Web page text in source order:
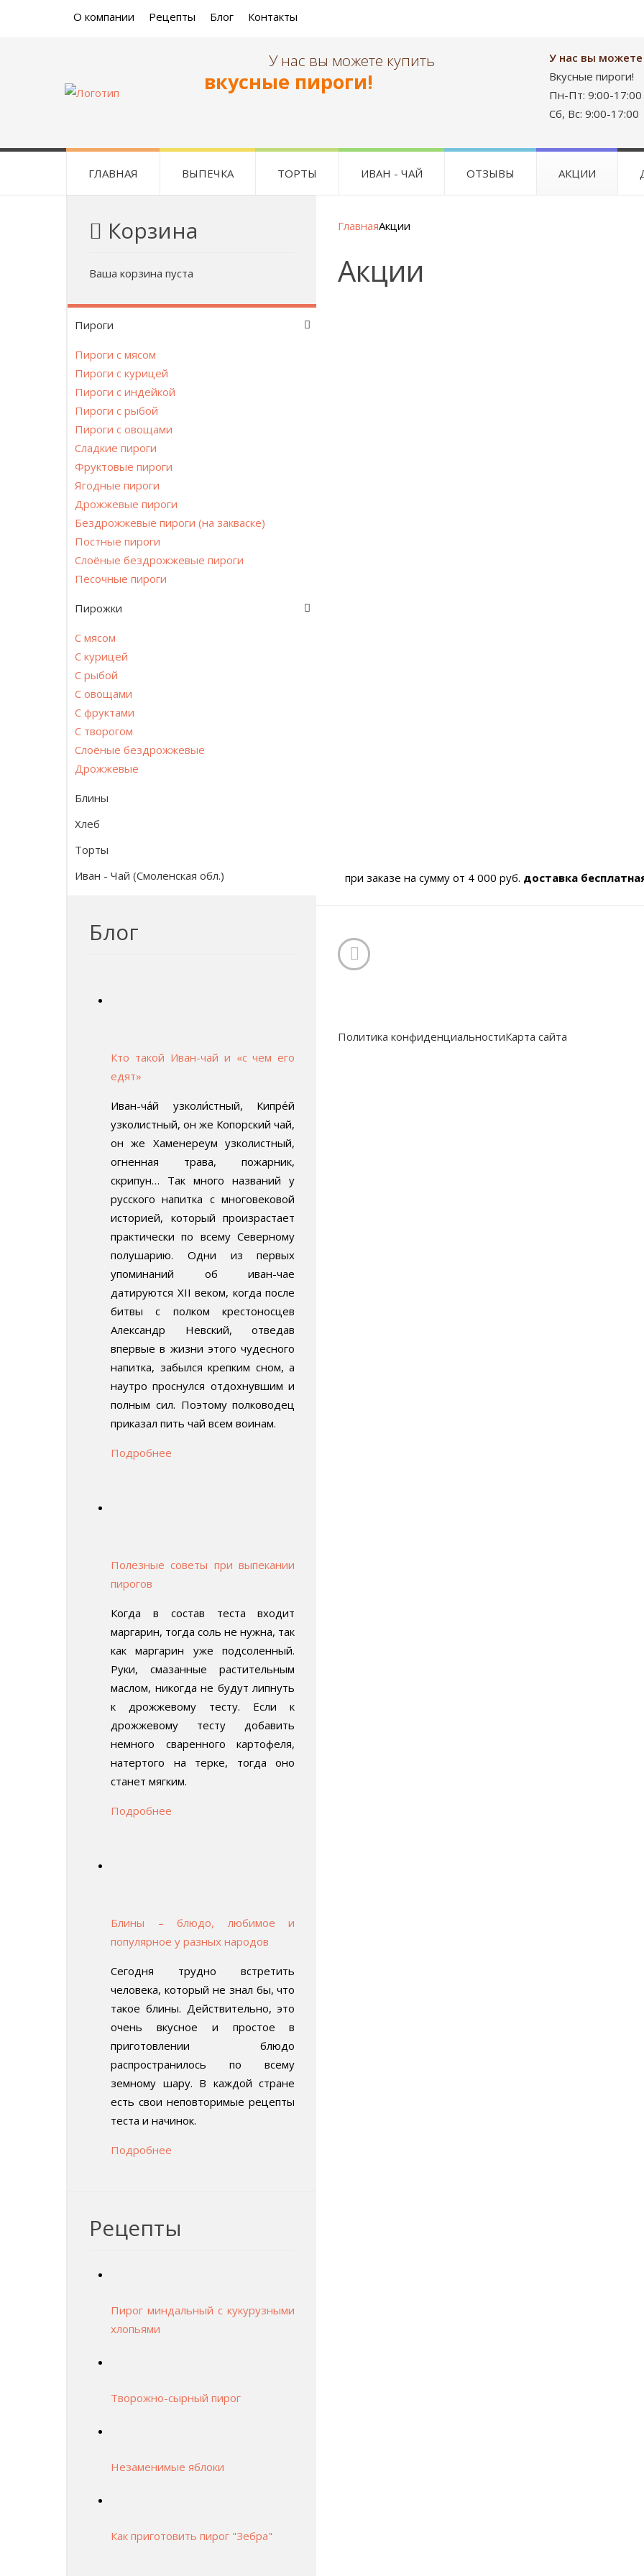
О компании Рецепты Блог Контакты
У нас вы можете купить
вкусные пироги!
У нас вы можете
Вкусные пироги!
Пн-Пт: 9:00-17:00
Сб, Вс: 9:00-17:00
ГЛАВНАЯ
ВЫПЕЧКА ТОРТЫ ИВАН - ЧАЙ ОТЗЫВЫ АКЦИИ
ГлавнаяАкции
Акции
при заказе на сумму от 4 000 руб. доставка
Политика конфиденциальностиКарта сайта
Корзина
Ваша корзина пуста
Пироги
Пироги с мясом
Пироги с курицей
Пироги с индейкой
Пироги с рыбой
Пироги с овощами
Сладкие пироги
Фруктовые пироги
Ягодные пироги
Дрожжевые пироги
Бездрожжевые пироги (на закваске)
Постные пироги
Cлоёные бездрожжевые пироги
Песочные пироги
Пирожки
С мясом
С курицей
С рыбой
С овощами
С фруктами
С творогом
Слоёные бездрожжевые
Дрожжевые
Блины
Хлеб
Торты
Иван - Чай (Смоленская обл.)
Блог
Кто такой Иван-чай и «с чем его
едят»
Иван-ча́й узколи́стный, Кипре́й
узколистный, он же Копорский чай,
он же Хаменереум узколистный,
огненная трава, пожарник,
скрипун… Так много названий у
русского напитка с многовековой
историей, который произрастает
практически по всему Северному
полушарию. Одни из первых
упоминаний об иван-чае
датируются XII веком, когда после
битвы с полком крестоносцев
Александр Невский, отведав
впервые в жизни этого чудесного
напитка, забылся крепким сном, а
наутро проснулся отдохнувшим и
полным сил. Поэтому полководец
приказал пить чай всем воинам.
Подробнее
Полезные советы при выпекании
пирогов
Когда в состав теста входит
маргарин, тогда соль не нужна, так
как маргарин уже подсоленный.
Руки, смазанные растительным
маслом, никогда не будут липнуть
к дрожжевому тесту. Если к
дрожжевому тесту добавить
немного сваренного картофеля,
натертого на терке, тогда оно
станет мягким.
Подробнее
Блины – блюдо, любимое и
популярное у разных народов
Сегодня трудно встретить
человека, который не знал бы, что
такое блины. Действительно, это
очень вкусное и простое в
приготовлении блюдо
распространилось по всему
земному шару. В каждой стране
есть свои неповторимые рецепты
теста и начинок.
Подробнее
Рецепты
Пирог миндальный с кукурузными
хлопьями
Творожно-сырный пирог
Незаменимые яблоки
Как приготовить пирог "Зебра"